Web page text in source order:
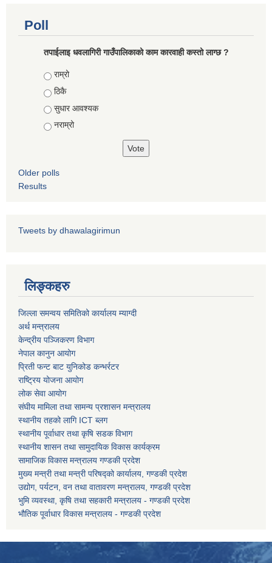
Poll
तपाईलाइ धवलागिरी गाउँपालिकाको काम कारवाही कस्तो लाग्छ ?
Choices
राम्रो
ठिकै
सुधार आवश्यक
नराम्रो
Older polls
Results
Tweets by dhawalagirimun
लिङ्कहरु
जिल्ला समन्वय समितिको कार्यालय म्याग्दी
अर्थ मन्त्रालय
केन्द्रीय पञ्जिकरण विभाग
नेपाल कानुन आयोग
प्रिती फन्ट बाट युनिकोड कन्भर्रटर
राष्ट्रिय योजना आयोग
लोक सेवा आयोग
संघीय मामिला तथा सामन्य प्रशासन मन्त्रालय
स्थानीय तहको लागि ICT ब्लग
स्थानीय पूर्वाधार तथा कृषि सडक विभाग
स्थानीय शासन तथा सामुदायिक विकास कार्यक्रम
सामाजिक विकास मन्त्रालय गण्डकी प्रदेश
मुख्य मन्त्री तथा मन्त्री परिषद्को कार्यालय, गण्डकी प्रदेश
उद्योग, पर्यटन, वन तथा वातावरण मन्त्रालय, गण्डकी प्रदेश
भुमि व्यवस्था, कृषि तथा सहकारी मन्त्रालय - गण्डकी प्रदेश
भौतिक पूर्वाधार विकास मन्त्रालय - गण्डकी प्रदेश